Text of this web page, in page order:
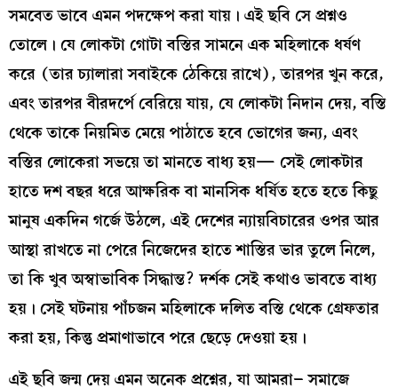
সমবেত ভাবে এমন পদক্ষেপ করা যায়। এই ছবি সে প্রশ্নও
তোলে। যে লোকটা গোটা বস্তির সামনে এক মহিলাকে ধর্ষণ
করে (তার চ্যালারা সবাইকে ঠেকিয়ে রাখে), তারপর খুন করে,
এবং তারপর বীরদর্পে বেরিয়ে যায়, যে লোকটা নিদান দেয়, বস্তি
থেকে তাকে নিয়মিত মেয়ে পাঠাতে হবে ভোগের জন্য, এবং
বস্তির লোকেরা সভয়ে তা মানতে বাধ্য হয়— সেই লোকটার
হাতে দশ বছর ধরে আক্ষরিক বা মানসিক ধর্ষিত হতে হতে কিছু
মানুষ একদিন গর্জে উঠলে, এই দেশের ন্যায়বিচারের ওপর আর
আস্থা রাখতে না পেরে নিজেদের হাতে শাস্তির ভার তুলে নিলে,
তা কি খুব অস্বাভাবিক সিদ্ধান্ত? দর্শক সেই কথাও ভাবতে বাধ্য
হয়। সেই ঘটনায় পাঁচজন মহিলাকে দলিত বস্তি থেকে গ্রেফতার
করা হয়, কিন্তু প্রমাণাভাবে পরে ছেড়ে দেওয়া হয়।
এই ছবি জন্ম দেয় এমন অনেক প্রশ্নের, যা আমরা– সমাজে